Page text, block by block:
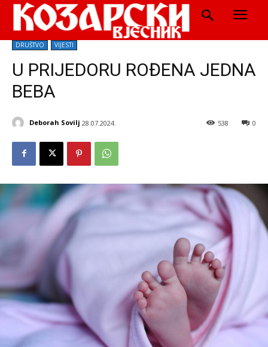
DRUŠTVO VIJESTI
U PRIJEDORU ROĐENA JEDNA
BEBA
Deborah Sovilj 28.07.2024. 0
538